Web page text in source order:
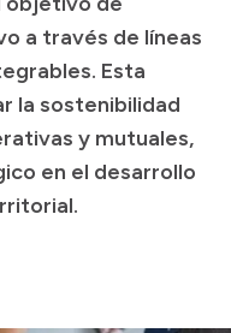
a través de líneas
Esta
la sostenibilidad
y mutuales,
en el desarrollo